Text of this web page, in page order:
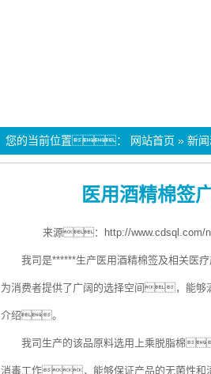
您的当前位置： 网站首页 » 新
医用酒精棉
来源： http://www.cdsql.com/
我司是******生产医用酒精棉签及相关
为消费者提供了广阔的选择空间，能
介绍。
我司生产的该品原料选用上乘脱脂棉
消毒工作，能够保证产品的无菌性